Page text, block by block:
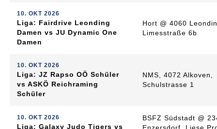
10. OKT 2026
Liga: Fairdrive Leonding
Damen vs JU Dynamic One
Damen
Hort @ 4060
Limesstraße 6b
10. OKT 2026
Liga: JZ Rapso OÖ Schüler
vs ASKÖ Reichraming
Schüler
NMS, 4072 Alkoven,
Schulstrasse 1
10. OKT 2026
Liga: Galaxy Judo Tigers vs
BSFZ Südstadt @